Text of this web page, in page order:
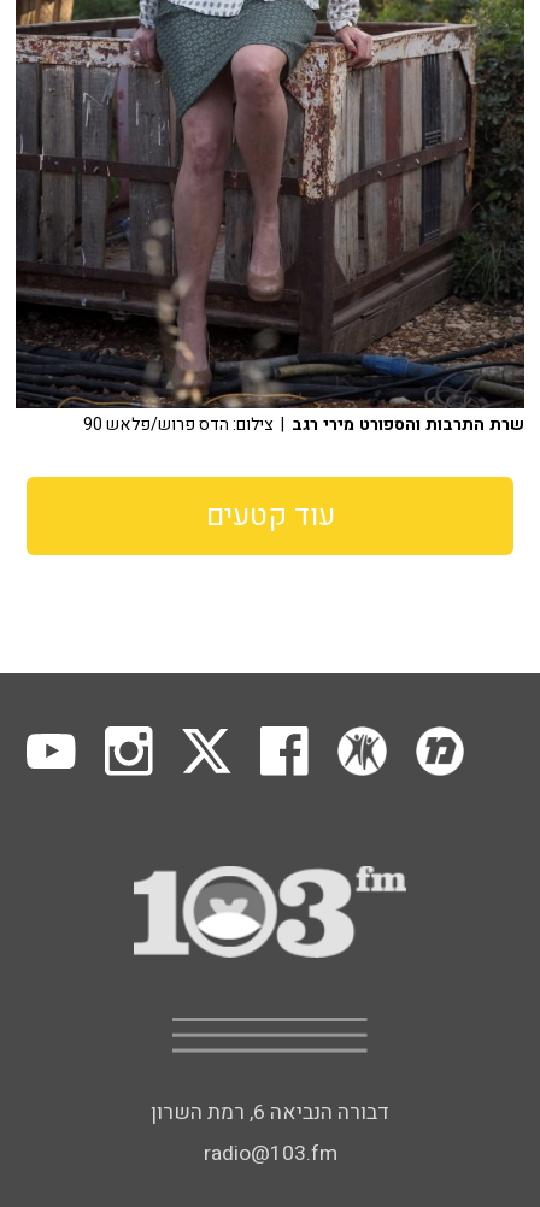
שרת התרבות והספורט מירי רגב | צילום: הדס פרוש/פלאש 90
עוד קטעים
דבורה הנביאה 6, רמת השרון
radio@103.fm